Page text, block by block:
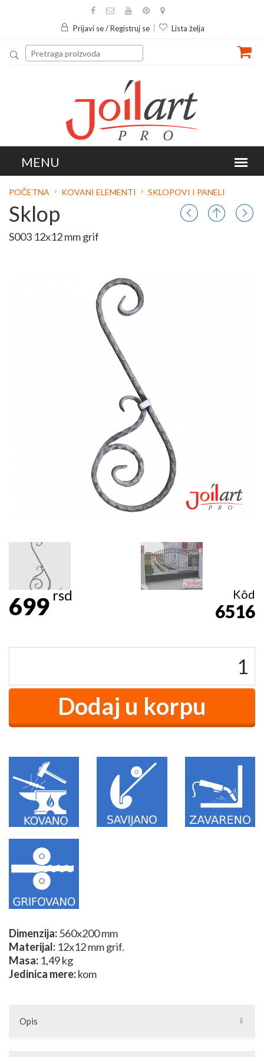
Prijavi se / Registruj se Lista želja
POČETNA KOVANI ELEMENTI SKLOPOVI I PANELI
Sklop
S003 12x12 mm grif
699rsd Kôd
6516
Dimenzija:560x200 mm
Materijal: 12x12 mm grif.
Masa: 1,49 kg
Jedinica mere:kom
Opis